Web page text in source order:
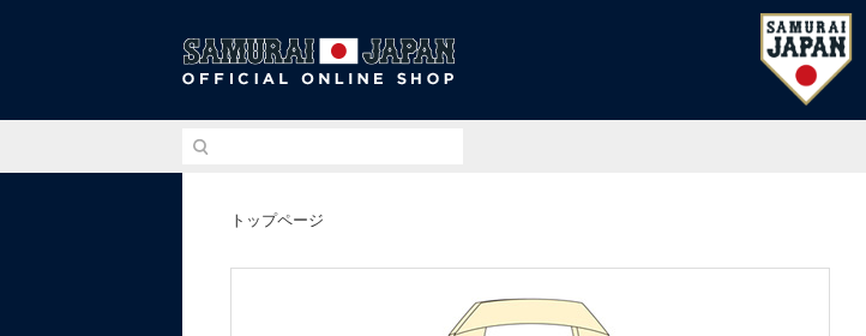
侍ジャパンオフィシャル
トップページ